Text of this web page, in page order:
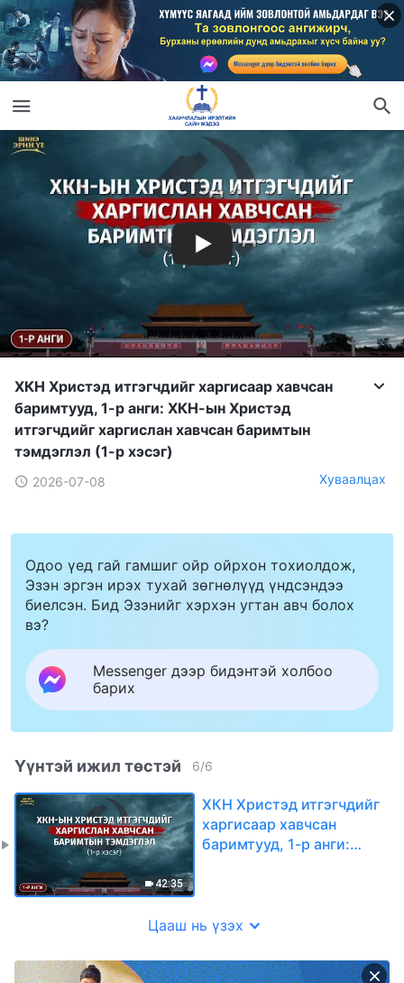
ХКН Христэд итгэгчдийг харгисаар хавчсан
баримтууд, 1-р анги: ХКН-ын Христэд
итгэгчдийг харгислан хавчсан баримтын
тэмдэглэл (1-р хэсэг)
2026-07-08 Хуваалцах
Одоо үед гай гамшиг ойр ойрхон тохиолдож,
Эзэн эргэн ирэх тухай зөгнөлүүд үндсэндээ
биелсэн. Бид Эзэнийг хэрхэн угтан авч болох
вэ?
Messenger дээр бидэнтэй холбоо
барих
Үүнтэй ижил төстэй 6/6
42:35
ХКН Христэд итгэгчдийг
харгисаар хавчсан
баримтууд, 1-р анги:
тэмдэглэл (1-р хэсэг)
Цааш нь үзэх